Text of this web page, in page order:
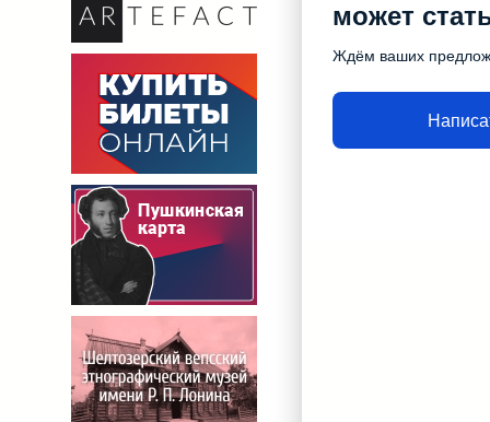
может
Ждём ваших